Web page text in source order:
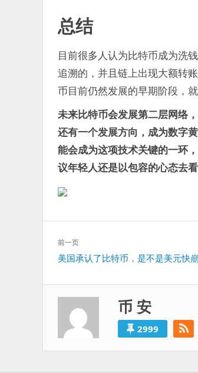
总结
目前很多人认为比特币成为洗
追溯的，并且链上出现大额转
币目前仍然发展的早期阶段，
未来比特币会发展第二层网络
还有一个发展方向，成为数字
能会成为这项技术关键的一环
议年轻人还是以包容的心态去
文
章
导
航
前一页
上
篇：
美国承认了比特币，是不是美元快
币 安
2999